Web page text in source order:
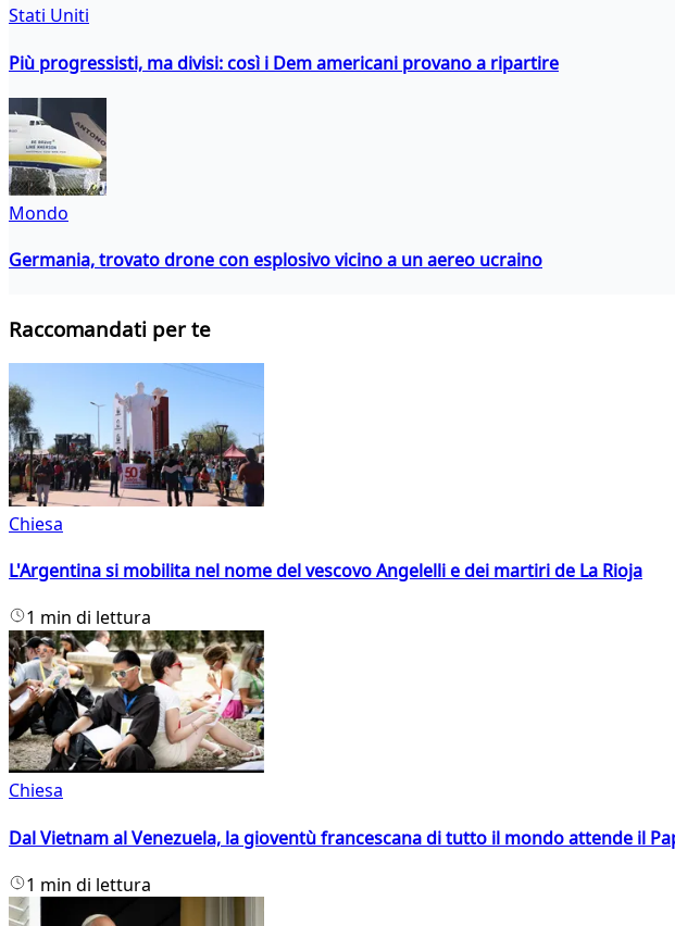
Stati Uniti
Più progressisti, ma divisi: così i Dem americani provano a ripartire
Mondo
Germania, trovato drone con esplosivo vicino a un aereo ucraino
Raccomandati per te
Chiesa
L'Argentina si mobilita nel nome del vescovo Angelelli e dei martiri de La Rioja
1 min di lettura
Chiesa
Dal Vietnam al Venezuela, la gioventù francescana di tutto il mondo attende il
1 min di lettura